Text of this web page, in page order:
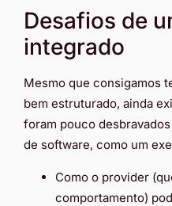
Desafios de
integrado
Mesmo que consigamos
bem estruturado, ainda
foram pouco
de software, como um
Como o provider
comportamento)